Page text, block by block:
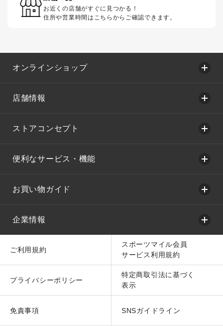
お近くの店舗がすぐに見つかる！
住所や営業時間はこちらからご確認できます。
オンラインショップ
店舗情報
ストアコンセプト
便利なサービス・機能
お買い物ガイド
企業情報
ご利用規約
スポーツマイル会員
サービス利用規約
プライバシーポリシー
特定商取引法に基づく
表示
免責事項 SNSガイドライン